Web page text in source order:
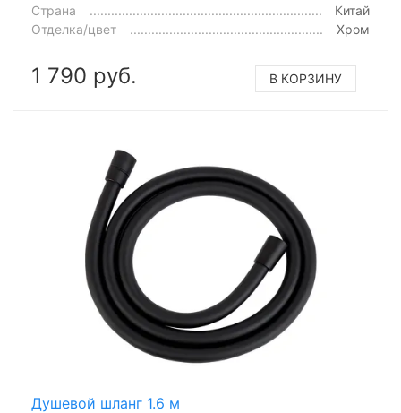
Страна
Китай
Отделка/цвет
Хром
1 790 руб. В КОРЗИНУ
Душевой шланг 1.6 м